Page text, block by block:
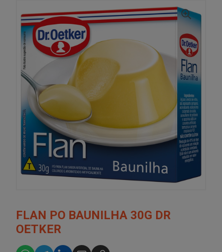
FLAN PO BAUNILHA 30G DR
OETKER